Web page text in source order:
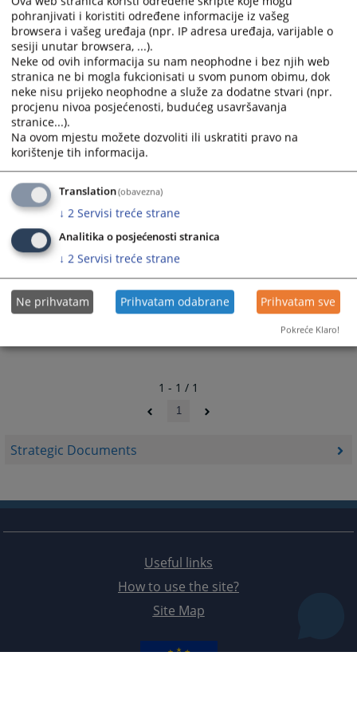
Strategic Documents
the
calendar
and
select
a
date.
Press
the
question
mark
key
to
get
the
keyboard
shortcuts
for
changing
the
calendar
and
select
a
date.
the
question
mark
key
to
the
keyboard
shortcuts
for
changing
1 - 1 / 1
1
Useful links
How to use the site?
Site Map
pohranjivati i koristiti određene informacije iz vašeg
browsera i vašeg uređaja (npr. IP adresa uređaja, varijable o
sesiji unutar browsera, ...).
Neke od ovih informacija su nam neophodne i bez njih web
stranica ne bi mogla fukcionisati u svom punom obimu, dok
neke nisu prijeko neophodne a služe za dodatne stvari (npr.
procjenu nivoa posjećenosti, budućeg usavršavanja
stranice...).
Na ovom mjestu možete dozvoliti ili uskratiti pravo na
korištenje tih informacija.
Translation(obavezna)
↓ 2 Servisi treće strane
Analitika o posjećenosti stranica
↓ 2 Servisi treće strane
Ne prihvatam Prihvatam odabrane Prihvatam sve
Pokreće Klaro!